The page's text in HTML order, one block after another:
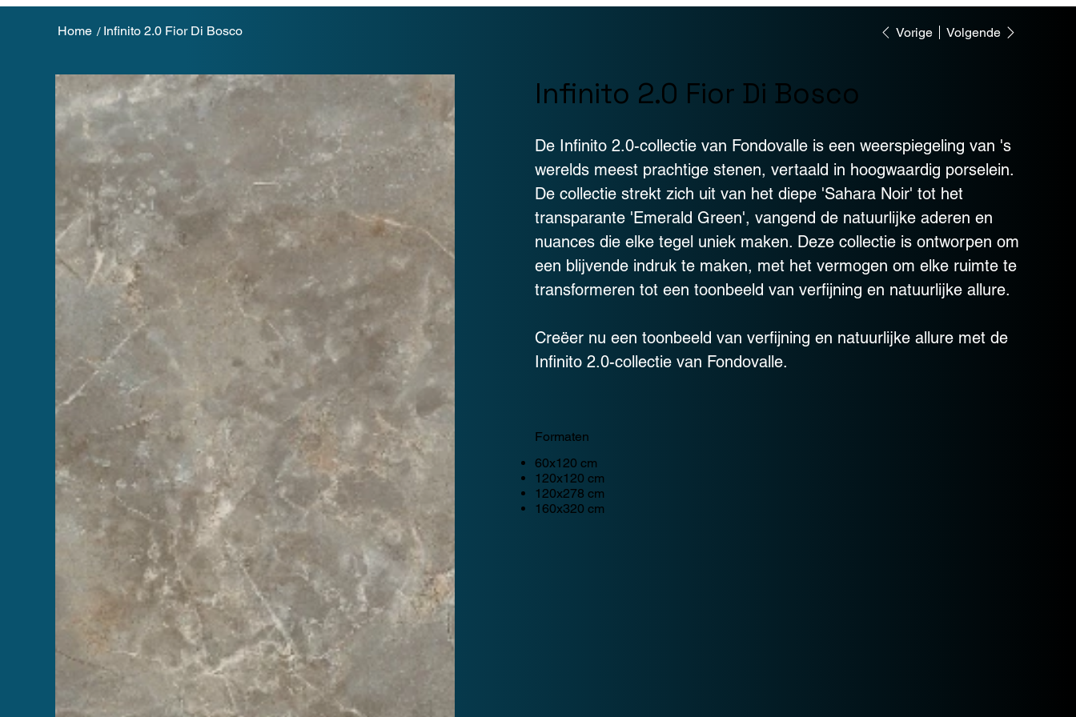
Home / Infinito 2.0 Fior Di Bosco Vorige Volgende
Infinito 2.0 Fior Di Bosco
De Infinito 2.0-collectie van Fondovalle is een weerspiegeling van 's
werelds meest prachtige stenen, vertaald in hoogwaardig porselein.
De collectie strekt zich uit van het diepe 'Sahara Noir' tot het
transparante 'Emerald Green', vangend de natuurlijke aderen en
nuances die elke tegel uniek maken. Deze collectie is ontworpen om
een blijvende indruk te maken, met het vermogen om elke ruimte te
transformeren tot een toonbeeld van verfijning en natuurlijke allure.
Creëer nu een toonbeeld van verfijning en natuurlijke allure met de
Infinito 2.0-collectie van Fondovalle.
Formaten
60x120 cm
120x120 cm
120x278 cm
160x320 cm